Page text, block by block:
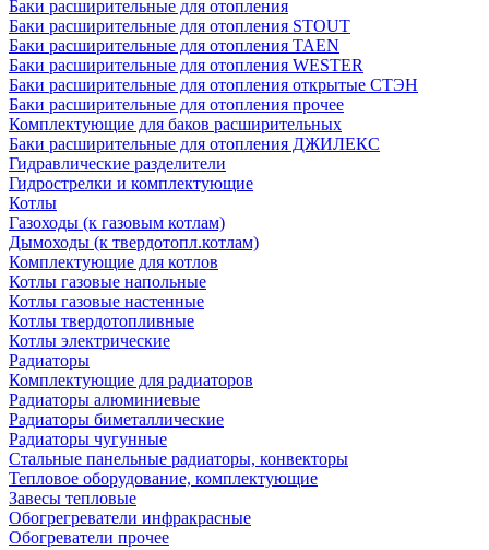
Баки расширительные для отопления
Баки расширительные для отопления STOUT
Баки расширительные для отопления TAEN
Баки расширительные для отопления WESTER
Баки расширительные для отопления открытые СТЭН
Баки расширительные для отопления прочее
Комплектующие для баков расширительных
Баки расширительные для отопления ДЖИЛЕКС
Гидравлические разделители
Гидрострелки и комплектующие
Котлы
Газоходы (к газовым котлам)
Дымоходы (к твердотопл.котлам)
Комплектующие для котлов
Котлы газовые напольные
Котлы газовые настенные
Котлы твердотопливные
Котлы электрические
Радиаторы
Комплектующие для радиаторов
Радиаторы алюминиевые
Радиаторы биметаллические
Радиаторы чугунные
Стальные панельные радиаторы, конвекторы
Тепловое оборудование, комплектующие
Завесы тепловые
Обогрегреватели инфракрасные
Обогреватели прочее